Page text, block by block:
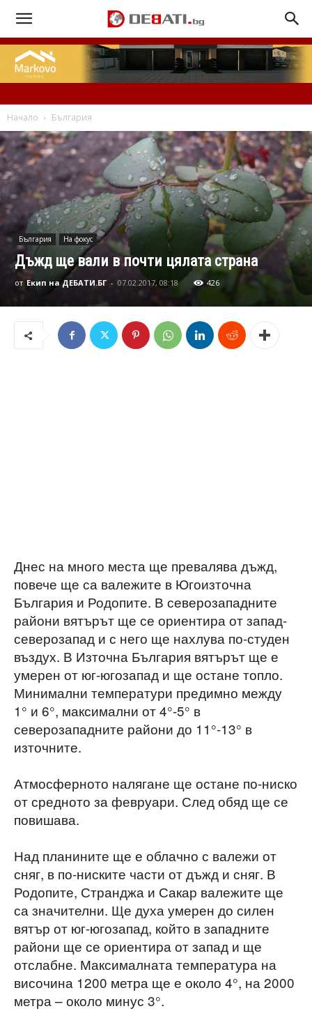
Начало България
България На фокус
Дъжд ще вали в почти цялата страна
от Екип на ДЕБАТИ.БГ - 07.02.2017, 08:18 426
Днес на много места ще превалява дъжд,
повече ще са валежите в Югоизточна
България и Родопите. В северозападните
райони вятърът ще се ориентира от запад-
северозапад и с него ще нахлува по-студен
въздух. В Източна България вятърът ще е
умерен от юг-югозапад и ще остане топло.
Минимални температури предимно между
1° и 6°, максимални от 4°-5° в
северозападните райони до 11°-13° в
източните.
Атмосферното налягане ще остане по-ниско
от средното за февруари. След обяд ще се
повишава.
Над планините ще е облачно с валежи от
сняг, в по-ниските части от дъжд и сняг. В
Родопите, Странджа и Сакар валежите ще
са значителни. Ще духа умерен до силен
вятър от юг-югозапад, който в западните
райони ще се ориентира от запад и ще
отслабне. Максималната температура на
височина 1200 метра ще е около 4°, на 2000
метра – около минус 3°.